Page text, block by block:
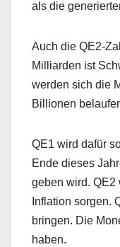
als die
Auch die QE2-
Milliarden ist
werden sich die
Billionen
QE1 wird dafür
Ende dieses
geben wird. QE2
Inflation sorgen.
bringen. Die
haben.